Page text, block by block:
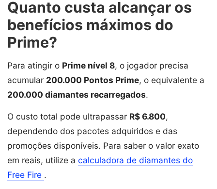
Quanto custa alcançar os
benefícios máximos do
Prime?
Para atingir o Prime nível 8, o jogador precisa
acumular 200.000 Pontos Prime, o equivalente a
200.000 diamantes recarregados.
O custo total pode ultrapassar R$ 6.800,
dependendo dos pacotes adquiridos e das
promoções disponíveis. Para saber o valor exato
em reais, utilize a calculadora de diamantes do
Free Fire .